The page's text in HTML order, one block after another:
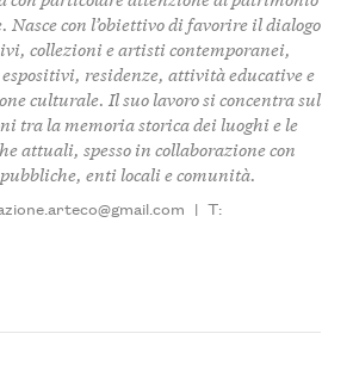
. Nasce con l’obiettivo di favorire il dialogo
, collezionieartisti contemporanei,
residenze, attività educative e
culturale. Il suo lavoro si concentra sul
tra lamemoria storicadei luoghi e le
attuali, spesso in collaborazione con
enti locali e comunità.
| T: